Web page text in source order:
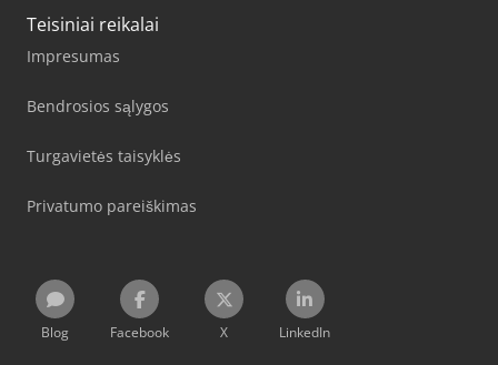
Teisiniai reikalai
Impresumas
Bendrosios sąlygos
Turgavietės taisyklės
Privatumo pareiškimas
Blog Facebook X LinkedIn